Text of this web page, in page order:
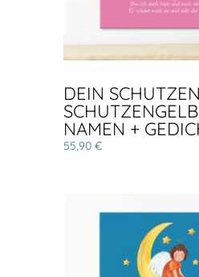
DEIN
NAMEN +
55,90 €